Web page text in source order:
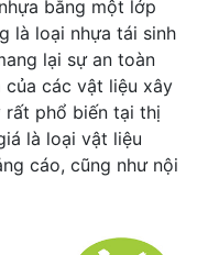
bằng một lớp
là loại nhựa tái sinh
lại sự an toàn
các vật liệu xây
rất phổ biến tại thị
là loại vật liệu
cáo, cũng như nội